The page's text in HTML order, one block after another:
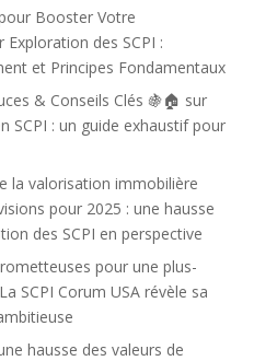
Booster Votre
Exploration des SCPI :
et Principes Fondamentaux
& Conseils Clés 🍇🏠 sur
SCPI : un guide exhaustif pour
la valorisation immobilière
pour 2025 : une hausse
des SCPI en perspective
pour une plus-
La SCPI Corum USA révèle sa
hausse des valeurs de